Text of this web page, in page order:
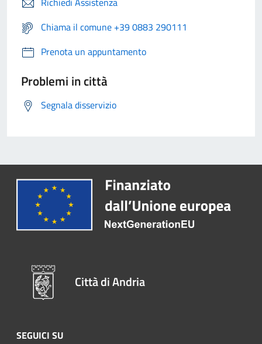
Chiama il comune +39 0883 290111
Prenota un appuntamento
Problemi in città
Segnala disservizio
Città di Andria
SEGUICI SU